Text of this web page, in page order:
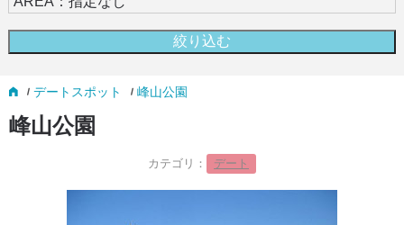
デートスポット 峰山公園
峰山公園
カテゴリ： デート